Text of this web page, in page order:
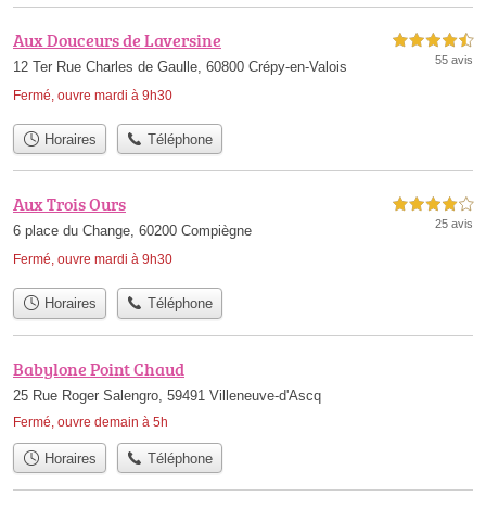
Aux Douceurs de Laversine
12 Ter Rue Charles de Gaulle, 60800 Crépy-en-Valois
Fermé, ouvre mardi à 9h30
4,5 étoiles sur 5
55 avis
Horaires Téléphone
Aux Trois Ours
6 place du Change, 60200 Compiègne
Fermé, ouvre mardi à 9h30
4,0 étoiles sur 5
25 avis
Horaires Téléphone
Babylone Point Chaud
25 Rue Roger Salengro, 59491 Villeneuve-d'Ascq
Fermé, ouvre demain à 5h
Horaires Téléphone